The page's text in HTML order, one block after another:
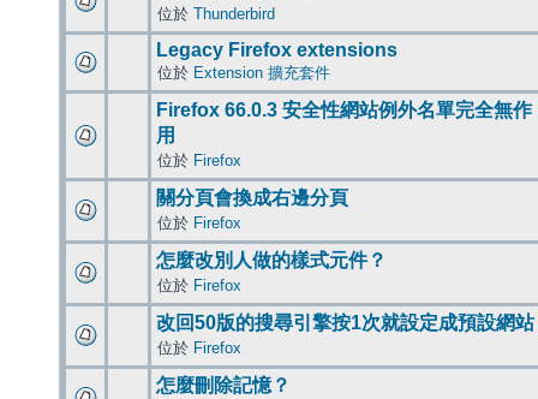
位於 Thunderbird
Legacy Firefox extensions
位於 Extension 擴充套件
Firefox 66.0.3 安全性網站例外名單完全無作
用
位於 Firefox
關分頁會換成右邊分頁
位於 Firefox
怎麼改別人做的樣式元件？
位於 Firefox
改回50版的搜尋引擎按1次就設定成預設網站
位於 Firefox
怎麼刪除記憶？